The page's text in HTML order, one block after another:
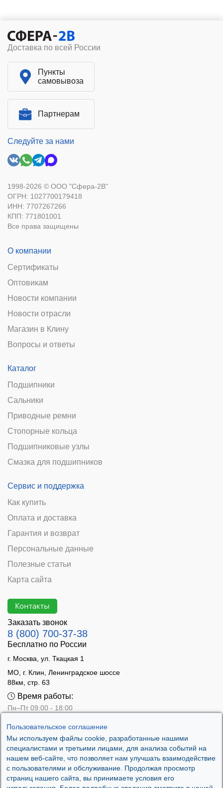
Пользовательское соглашение
Мы используем файлы cookie, разработанные нашими
специалистами и третьими лицами, для анализа событий на
нашем веб-сайте, что позволяет нам улучшать взаимодействие
с пользователями и обслуживание. Продолжая просмотр
страниц нашего сайта, вы принимаете условия его
Доставка по всей России
Пункты
самовывоза
Партнерам
Следуйте за нами
1998-2026 © ООО "Сфера-2В"
ОГРН: 1027700179418
ИНН: 7707267266
КПП: 771801001
Все права защищены
О компании
Сертификаты
Оптовикам
Новости компании
Новости отрасли
Магазин в Клину
Вопросы и ответы
Каталог
Подшипники
Сальники
Приводные ремни
Стопорные кольца
Подшипниковые узлы
Смазка для подшипников
Сервис и поддержка
Как купить
Оплата и доставка
Гарантия и возврат
Персональные данные
Полезные статьи
Карта сайта
Контакты
Заказать звонок
8 (800) 700-37-38
Бесплатно по России
г. Москва, ул. Ткацкая 1
МО, г. Клин, Ленинградское шоссе
88км, стр. 63
Время работы:
Пн–Пт 09:00 - 18:00
Вс - выходной